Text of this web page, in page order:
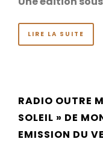
LIRE LA SUITE
RADIO OUTRE
SOLEIL » DE
EMISSION DU